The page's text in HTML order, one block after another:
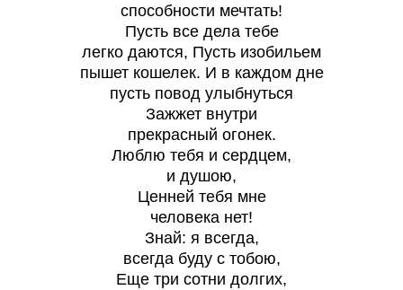
способности мечтать!
Пусть все дела тебе
легко даются, Пусть изобильем
пышет кошелек. И в каждом дне
пусть повод улыбнуться
Зажжет внутри
прекрасный огонек.
Люблю тебя и сердцем,
и душою,
Ценней тебя мне
человека нет!
Знай: я всегда,
всегда буду с тобою,
Еще три сотни долгих,